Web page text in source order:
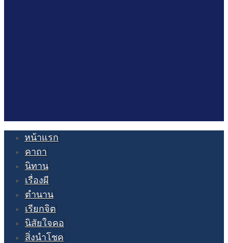
หน้าแรก
คาถา
นิทาน
เรื่องผี
ตำนาน
เรียกจิต
นิสัยใจคอ
สิ่งนำโชค